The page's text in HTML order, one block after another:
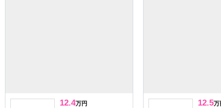
12.4万円 12.5万